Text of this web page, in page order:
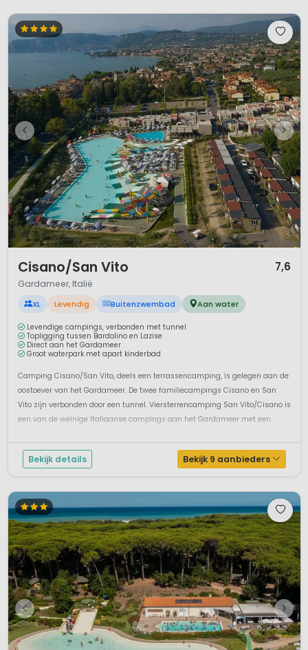
Cisano/San Vito 7,6
Gardameer, Italië
XL Levendig Buitenzwembad Aan water
Levendige campings, verbonden met tunnel
Topligging tussen Bardolino en Lazise
Direct aan het Gardameer
Groot waterpark met apart kinderbad
Camping Cisano/San Vito, deels een terrassencamping, is gelegen aan de
oostoever van het Gardameer. De twee familiecampings Cisano en San
Vito zijn verbonden door een tunnel. Viersterrencamping San Vito/Cisano is
een van de weinige Italiaanse campings aan het Gardameer met een
Bekijk details Bekijk 9 aanbieders